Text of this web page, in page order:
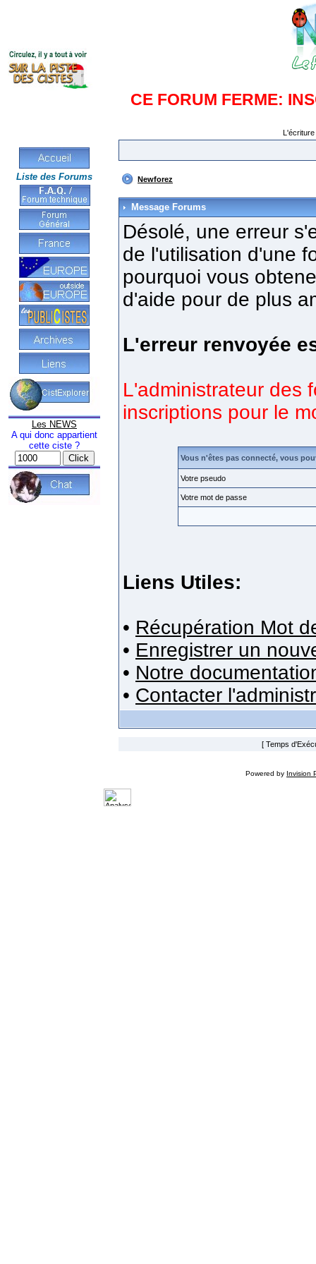
CE FORUM FERME:
Liste des Forums
Les NEWS
A qui donc appartient
cette ciste ?
Newforez
Message Forums
Désolé, une erreur
de l'utilisation d'une
pourquoi vous
d'aide pour de plus
L'erreur renvoyée
L'administrateur des
inscriptions pour le
Vous n'êtes pas connecté, vous
Votre pseudo
Votre mot de passe
Liens Utiles:
• Récupération Mot
• Enregistrer un
• Notre
• Contacter
[ Temps
Powered by Invision